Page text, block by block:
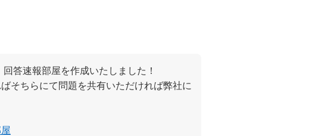
答速報部屋を作成いたしました！
そちらにて問題を共有いただければ弊社に